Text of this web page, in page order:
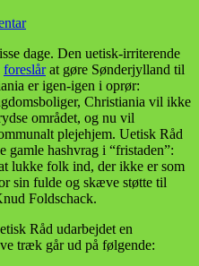
dage. Den uetisk-irriterende
foreslårat gøre Sønderjylland til
er igen-igen i oprør:
Christiania vil ikke
området, og nu vil
plejehjem. Uetisk Råd
gamle hashvrag i “fristaden”:
lukke folk ind, der ikke er som
sin fulde og skæve støtte til
Foldschack.
Råd udarbejdet en
træk går ud på følgende: